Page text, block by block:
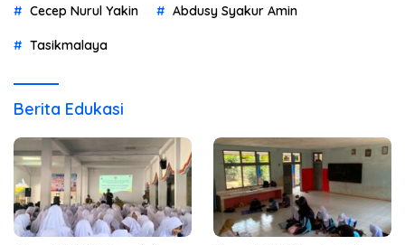
Cecep Nurul Yakin Abdusy Syakur Amin
Tasikmalaya
Berita Edukasi